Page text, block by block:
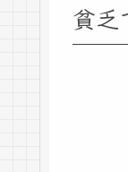
貧乏